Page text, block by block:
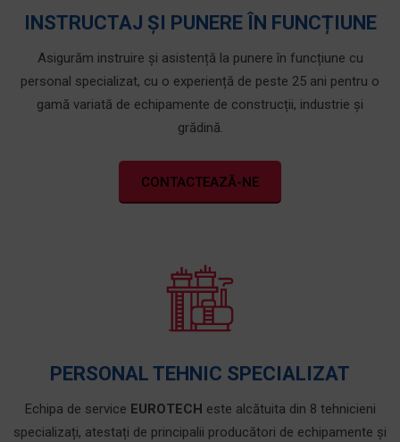
INSTRUCTAJ ȘI PUNERE ÎN FUNCȚIUNE
Asigurăm instruire și asistență la punere în funcțiune cu
personal specializat, cu o experiență de peste 25 ani pentru o
gamă variată de echipamente de construcții, industrie și
grădină.
CONTACTEAZĂ-NE
PERSONAL TEHNIC SPECIALIZAT
Echipa de service EUROTECH este alcătuita din 8 tehnicieni
specializați, atestați de principalii producători de echipamente și